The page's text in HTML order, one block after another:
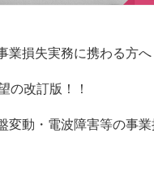
業損失実務に携わる方へ
の改訂版！！
変動・電波障害等の事